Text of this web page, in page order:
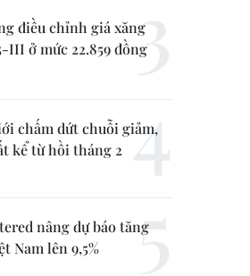
điều chỉnh giá xăng
III ở mức 22.859 đồng
chấm dứt chuỗi giảm,
kể từ hồi tháng 2
nâng dự báo tăng
Nam lên 9,5%